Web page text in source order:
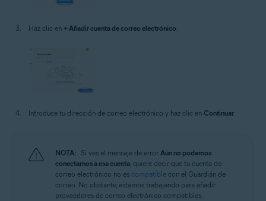
Haz clic en + Añadir cuenta de correo electrónico.
Introduce tu dirección de correo electrónico y haz clic en Continuar.
NOTA: Si ves el mensaje de error Aún no podemos
conectarnos a esa cuenta, quiere decir que tu cuenta de
correo electrónico no es compatible con el Guardián de
correo. No obstante, estamos trabajando para añadir
proveedores de correo electrónico compatibles.